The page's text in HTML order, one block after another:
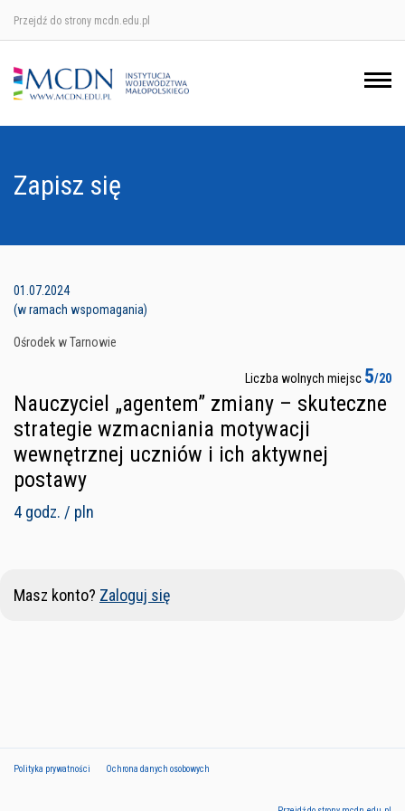
Przejdź do strony mcdn.edu.pl
Zapisz się
01.07.2024
(w ramach wspomagania)
Ośrodek w Tarnowie
Liczba wolnych miejsc 5/20
Nauczyciel „agentem” zmiany – skuteczne
strategie wzmacniania motywacji
wewnętrznej uczniów i ich aktywnej
postawy
4 godz. / pln
Masz konto? Zaloguj się
Polityka prywatności Ochrona danych osobowych
Ośrodek w Krakowie
Ośrodek w Nowym Sączu
Ośrodek w Tarnowie